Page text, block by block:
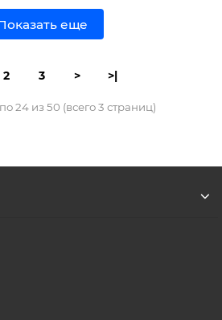
еще
2 3 > >|
24 из 50 (всего 3 страниц)